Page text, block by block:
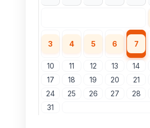
3 4 5 6 7
10 11 12 13 14
17
18 19 20 21
24
25 26 27 28
31